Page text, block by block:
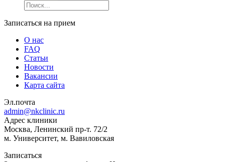
Записаться на прием
О нас
FAQ
Статьи
Новости
Вакансии
Карта сайта
Эл.почта
admin@nkclinic.ru
Адрес клиники
Москва, Ленинский пр-т. 72/2
м. Университет, м. Вавиловская
Записаться